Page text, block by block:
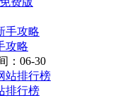
攻略
：06-30
排行榜